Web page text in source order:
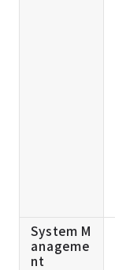
System M
anageme
nt